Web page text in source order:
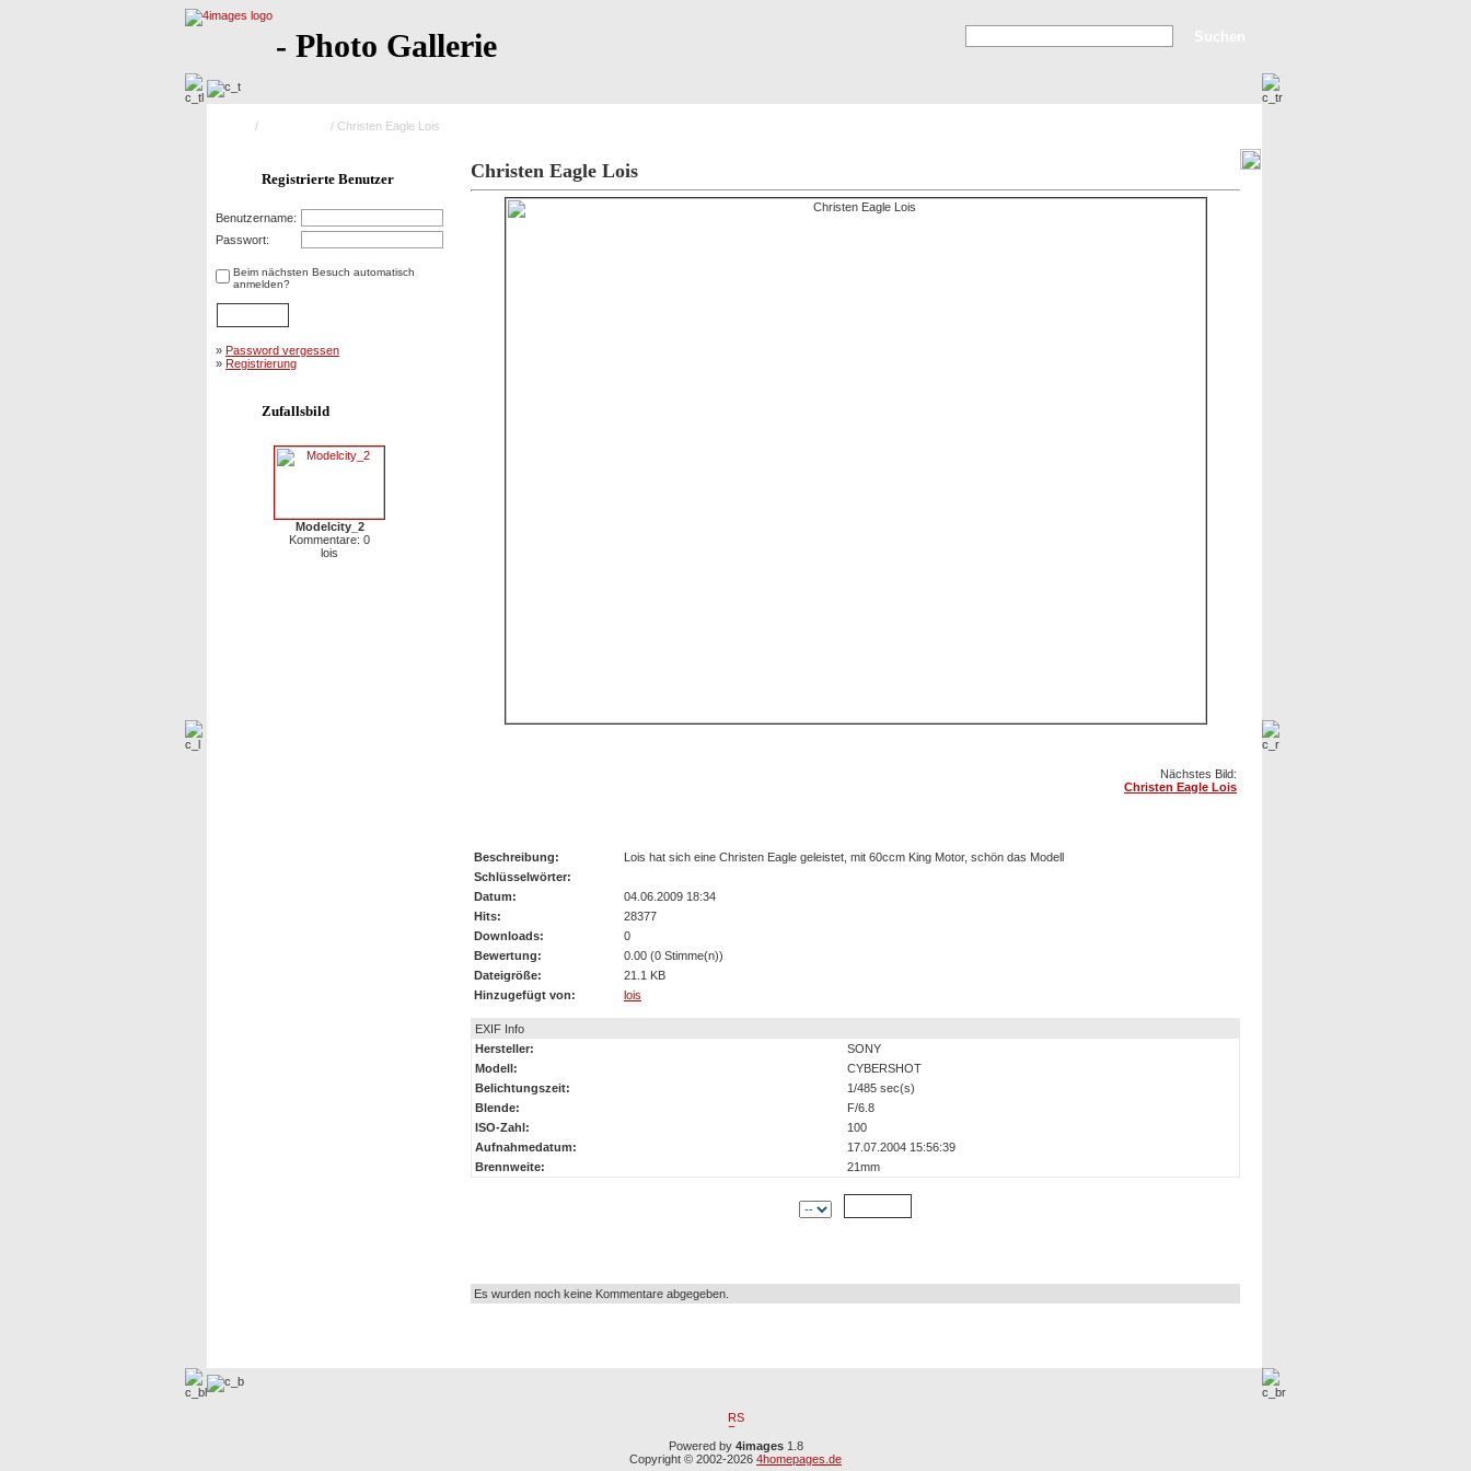
- Photo Gallerie
/ / Christen Eagle Lois
Registrierte Benutzer
Benutzername:
Passwort:
Beim nächsten Besuch automatisch
anmelden?
» Password vergessen
» Registrierung
Zufallsbild
Modelcity_2
Kommentare: 0
lois
Christen Eagle Lois
Nächstes Bild:
Christen Eagle Lois
Beschreibung:
Lois hat sich eine Christen Eagle geleistet, mit 60ccm King Motor, schön das Modell
Schlüsselwörter:
Datum:
04.06.2009 18:34
Hits:
28377
Downloads:
0
Bewertung:
0.00 (0 Stimme(n))
Dateigröße:
21.1 KB
Hinzugefügt von:
lois
EXIF Info
Hersteller:
SONY
Modell:
CYBERSHOT
Belichtungszeit:
1/485 sec(s)
Blende:
F/6.8
ISO-Zahl:
100
Aufnahmedatum:
17.07.2004 15:56:39
Brennweite:
21mm
Es wurden noch keine Kommentare abgegeben.
Powered by 4images1.8
Copyright © 2002-2026 4homepages.de